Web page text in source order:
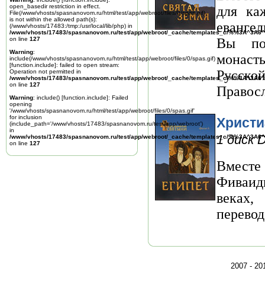
для
Вы
1 диск
Вместе
open_basedir restriction in effect.
File(/www/vhosts/spasnanovom.ru/html/test/app/webroot/files/0/spas.gif)
is not within the allowed path(s):
(/www/vhosts/17483:/tmp:/usr/local/lib/php) in
/www/vhosts/17483/spasnanovom.ru/test/app/webroot/_cache/templates_c/
on line 127
Warning:
include(/www/vhosts/spasnanovom.ru/html/test/app/webroot/files/0/spas.gif)
[function.include]: failed to open stream:
Operation not permitted in
/www/vhosts/17483/spasnanovom.ru/test/app/webroot/_cache/templates_c/
on line 127
Warning: include() [function.include]: Failed
opening
'/www/vhosts/spasnanovom.ru/html/test/app/webroot/files/0/spas.gif'
for inclusion
(include_path='/www/vhosts/17483/spasnanovom.ru/test/app/webroot')
in
/www/vhosts/17483/spasnanovom.ru/test/app/webroot/_cache/templates_c/
on line 127
2007 -